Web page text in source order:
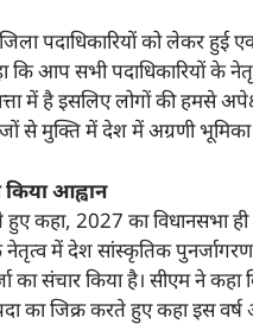
पदाधिकारियों को लेकर हुई एक
कि आप सभी पदाधिकारियों के
है इसलिए लोगों की हमसे
से मुक्ति में देश में अग्रणी भूमिका
आह्वान
हुए कहा, 2027 का
के नेतृत्व में देश सांस्कृतिक
का संचार किया है। सीएम ने कहा
जिक्र करते हुए कहा इस वर्ष